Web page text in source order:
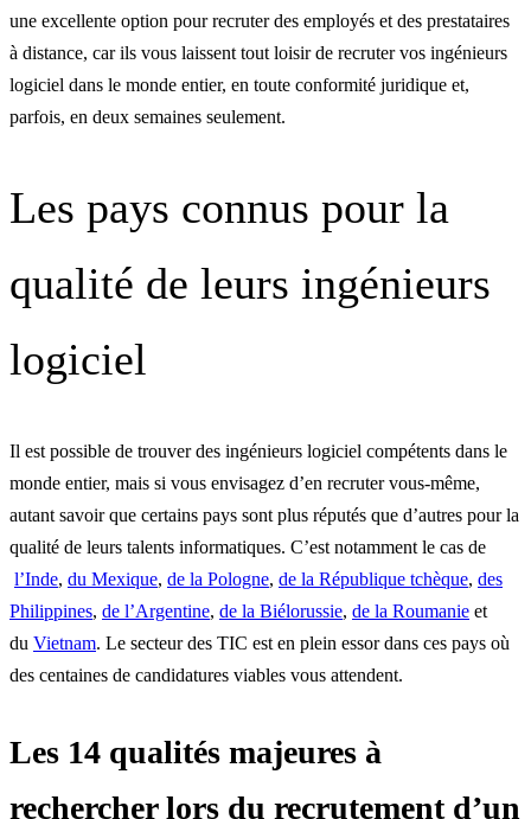
une excellente option pour recruter des employés et des prestataires
à distance, car ils vous laissent tout loisir de recruter vos ingénieurs
logiciel dans le monde entier, en toute conformité juridique et,
parfois, en deux semaines seulement.
Les pays connus pour la
qualité de leurs ingénieurs
logiciel
Il est possible de trouver des ingénieurs logiciel compétents dans le
monde entier, mais si vous envisagez d’en recruter vous-même,
autant savoir que certains pays sont plus réputés que d’autres pour la
qualité de leurs talents informatiques. C’est notamment le cas de
l’Inde, du Mexique, de la Pologne, de la République tchèque, des
Philippines, de l’Argentine, de la Biélorussie, de la Roumanie et
du Vietnam. Le secteur des TIC est en plein essor dans ces pays où
des centaines de candidatures viables vous attendent.
Les 14 qualités majeures à
rechercher lors du recrutement d’un